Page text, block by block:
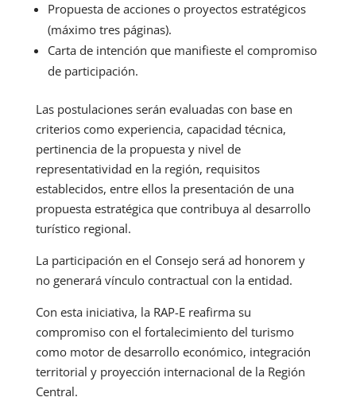
Propuesta de acciones o proyectos estratégicos
(máximo tres páginas).
Carta de intención que manifieste el compromiso
de participación.
Las postulaciones serán evaluadas con base en
criterios como experiencia, capacidad técnica,
pertinencia de la propuesta y nivel de
representatividad en la región, requisitos
establecidos, entre ellos la presentación de una
propuesta estratégica que contribuya al desarrollo
turístico regional.
La participación en el Consejo será ad honorem y
no generará vínculo contractual con la entidad.
Con esta iniciativa, la RAP-E reafirma su
compromiso con el fortalecimiento del turismo
como motor de desarrollo económico, integración
territorial y proyección internacional de la Región
Central.